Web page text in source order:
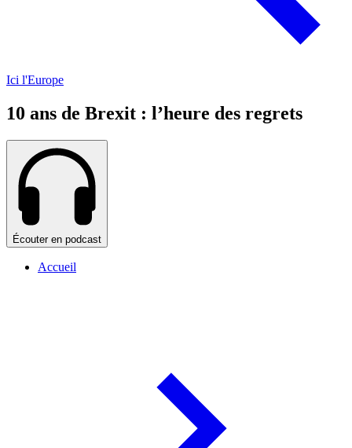
Ici l'Europe
10 ans de Brexit : l’heure des regrets
Écouter en podcast
Accueil